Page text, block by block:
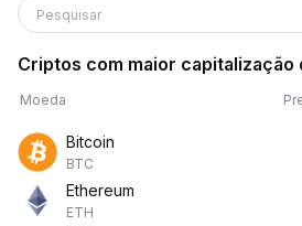
Pesquisar
Criptos com maior capitalização
Moeda
Bitcoin
BTC
Ethereum
ETH